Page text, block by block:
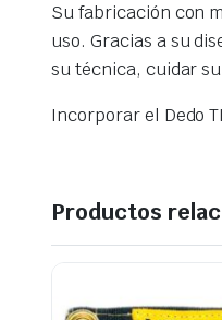
Su fabricación con
uso. Gracias a su
su técnica, cuidar
Incorporar el Dedo
Productos